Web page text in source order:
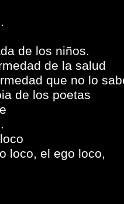
de los niños.
de la salud
que no lo
de los poetas
loco, el ego loco,